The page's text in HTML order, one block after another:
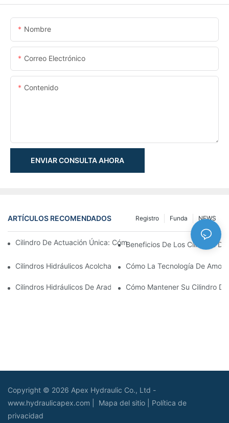
Nombre
Correo Electrónico
Contenido
ENVIAR CONSULTA AHORA
ARTÍCULOS RECOMENDADOS NEWS
Funda
Registro
Cilindro De Actuación Única: Cómo Funciona & Aplicaciones
Beneficios De Los Cilindros
Cilindros Hidráulicos Acolchados: Impacto Reductor &
Cómo La Tecnología De
Cilindros Hidráulicos De Arado De Nieve: Características Clave
Cómo Mantener Su Cilindro
Copyright © 2026 Apex Hydraulic Co., Ltd -
www.hydraulicapex.com | Mapa del sitio
Política de
privacidad